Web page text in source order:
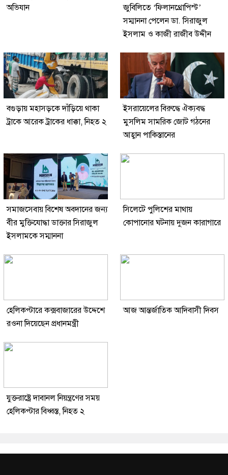
অভিযান
জুবিলিতে ‘ফিলানথ্রোপিস্ট’
সম্মাননা পেলেন ডা. সিরাজুল
ইসলাম ও কাজী রাজীব উদ্দীন
বগুড়ায় মহাসড়কে দাঁড়িয়ে থাকা
ট্রাকে আরেক ট্রাকের ধাক্কা, নিহত ২
ইসরায়েলের বিরুদ্ধে ঐক্যবদ্ধ
মুসলিম সামরিক জোট গঠনের
আহ্বান পাকিস্তানের
সমাজসেবায় বিশেষ অবদানের জন্য
বীর মুক্তিযোদ্ধা ডাক্তার সিরাজুল
ইসলামকে সম্মাননা
সিলেটে পুলিশের মাথায়
কোপানোর ঘটনায় দুজন কারাগারে
হেলিকপ্টারে কক্সবাজারের উদ্দেশে
রওনা দিয়েছেন প্রধানমন্ত্রী
আজ আন্তর্জাতিক আদিবাসী দিবস
যুক্তরাষ্ট্রে দাবানল নিয়ন্ত্রণের সময়
হেলিকপ্টার বিধ্বস্ত, নিহত ২